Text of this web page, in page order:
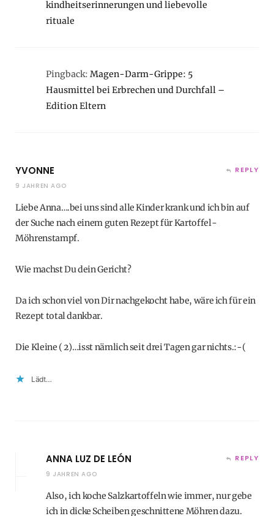
kindheitserinnerungen und liebevolle
rituale
Pingback: Magen-Darm-Grippe: 5
Hausmittel bei Erbrechen und Durchfall –
Edition Eltern
YVONNE
9 JAHREN AGO
REPLY
Liebe Anna….bei uns sind alle Kinder krank und ich bin auf
der Suche nach einem guten Rezept für Kartoffel-
Möhrenstampf.
Wie machst Du dein Gericht?
Da ich schon viel von Dir nachgekocht habe, wäre ich für ein
Rezept total dankbar.
Die Kleine ( 2)…isst nämlich seit drei Tagen gar nichts.:-(
Lädt…
ANNA LUZ DE LEÓN
9 JAHREN AGO
REPLY
Also, ich koche Salzkartoffeln wie immer, nur gebe
ich in dicke Scheiben geschnittene Möhren dazu.